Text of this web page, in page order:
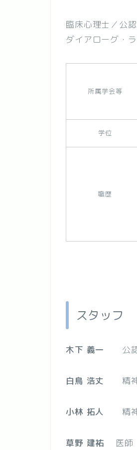
臨床心理士／公
ダイアローグ・
所属学会等
学位
職歴
スタッフ
木下 義一 公認
白鳥 浩丈 精神
小林 拓人 精神
草野 建祐 医師